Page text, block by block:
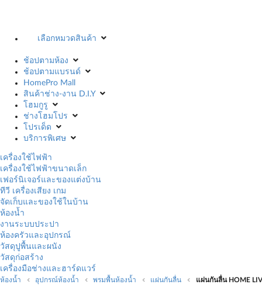
เลือกหมวดสินค้า
ช้อปตามห้อง
ช้อปตามแบรนด์
HomePro Mall
สินค้าช่าง-งาน D.I.Y
โฮมกูรู
ช่างโฮมโปร
โปรเด็ด
บริการพิเศษ
เครื่องใช้ไฟฟ้า
เครื่องใช้ไฟฟ้าขนาดเล็ก
เฟอร์นิเจอร์และของแต่งบ้าน
ทีวี เครื่องเสียง เกม
จัดเก็บและของใช้ในบ้าน
ห้องน้ำ
งานระบบประปา
ห้องครัวและอุปกรณ์
วัสดุปูพื้นและผนัง
วัสดุก่อสร้าง
เครื่องมือช่างและฮาร์ดแวร์
ห้องน้ำ อุปกรณ์ห้องน้ำ พรมพื้นห้องน้ำ แผ่นกันลื่น แผ่นกันลื่น HOME